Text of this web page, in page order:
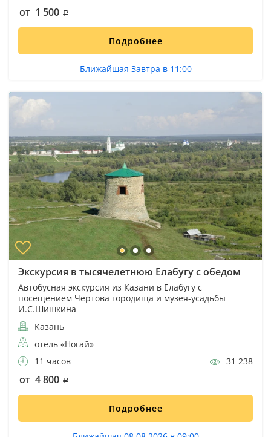
от 1 500
Подробнее
Ближайшая Завтра в 11:00
Экскурсия в тысячелетнюю Елабугу с обедом
Автобусная экскурсия из Казани в Елабугу с
посещением Чертова городища и музея-усадьбы
И.С.Шишкина
Казань
отель «Ногай»
11 часов
31 238
от 4 800
Подробнее